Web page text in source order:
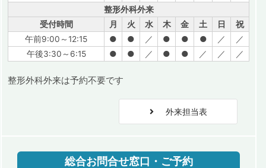
整形外科外来
受付時間
月 火 水 木 金 土 日
祝
午前9:00～12:15
● ● ／ ● ● ● ／
／
午後3:30～6:15
● ● ／ ● ● ／ ／ ／
整形外科外来は予約不要です
外来担当表
総合お問合せ窓口・ご予約